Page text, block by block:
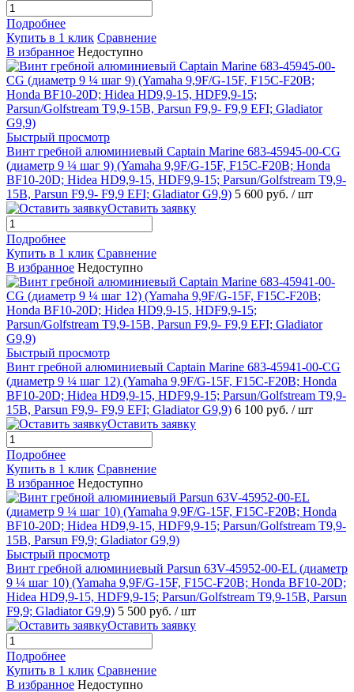
Подробнее
Купить в 1 клик Сравнение
В избранное Недоступно
Быстрый просмотр
Винт гребной алюминиевый Captain Marine 683-45945-00-CG
(диаметр 9 ¼ шаг 9) (Yamaha 9,9F/G-15F, F15C-F20B; Honda
BF10-20D; Hidea HD9,9-15, HDF9,9-15; Parsun/Golfstream T9,9-
15B, Parsun F9,9- F9,9 EFI; Gladiator G9,9) 5 600 руб. / шт
Оставить заявку
Подробнее
Купить в 1 клик Сравнение
В избранное Недоступно
Быстрый просмотр
Винт гребной алюминиевый Captain Marine 683-45941-00-CG
(диаметр 9 ¼ шаг 12) (Yamaha 9,9F/G-15F, F15C-F20B; Honda
BF10-20D; Hidea HD9,9-15, HDF9,9-15; Parsun/Golfstream T9,9-
15B, Parsun F9,9- F9,9 EFI; Gladiator G9,9) 6 100 руб. / шт
Оставить заявку
Подробнее
Купить в 1 клик Сравнение
В избранное Недоступно
Быстрый просмотр
Винт гребной алюминиевый Parsun 63V-45952-00-EL (диаметр
9 ¼ шаг 10) (Yamaha 9,9F/G-15F, F15C-F20B; Honda BF10-20D;
Hidea HD9,9-15, HDF9,9-15; Parsun/Golfstream T9,9-15B, Parsun
F9,9; Gladiator G9,9) 5 500 руб. / шт
Оставить заявку
Подробнее
Купить в 1 клик Сравнение
В избранное Недоступно